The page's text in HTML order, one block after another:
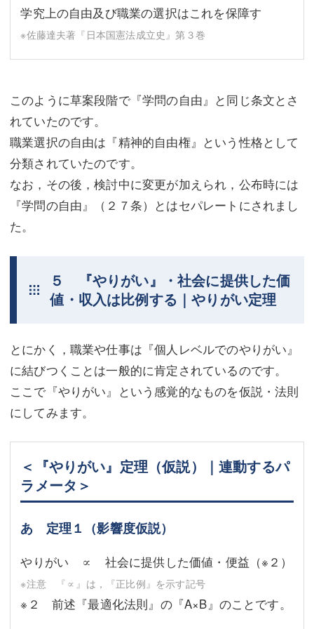
学究上の自由及び職業の選択はこれを保障す
※佐藤達夫著『日本国憲法成立史』第３巻
このように草案段階で『学問の自由』と同じ条文とさ
れていたのです。
職業選択の自由は『精神的自由権』という性格として
分類されていたのです。
なお，その後，検討中に変更が加えられ，公布時には
『学問の自由』（２７条）とはセパレートにされまし
た。
５ 『やりがい』・社会に提供した価
値・収入は比例する｜やりがい定理
とにかく，職業や仕事は『個人レベルでのやりがい』
に結びつくことは一般的に肯定されているのです。
ここで『やりがい』という感覚的なものを仮説・法則
にしてみます。
＜『やりがい』定理（仮説）｜連動するパ
ラメータ＞
あ 定理１（影響度仮説）
やりがい ∝ 社会に提供した価値・便益 （※２）
※注意 『∝』は，『正比例』を示す記号
※２ 前述『最適化法則』の『A×B』のことです。